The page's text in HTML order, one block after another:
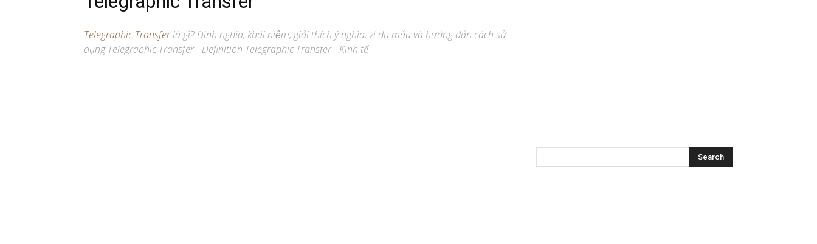
Telegraphic Transferlà gì? Định nghĩa, khái niệm, giải thích ý nghĩa, ví dụ mẫu và hướng dẫn cách sử
dụng Telegraphic Transfer - Definition Telegraphic Transfer - Kinh tế